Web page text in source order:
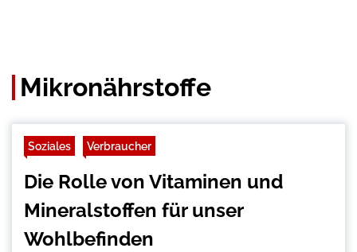
Mikronährstoffe
Soziales Verbraucher
Die Rolle von Vitaminen und
Mineralstoffen für unser
Wohlbefinden